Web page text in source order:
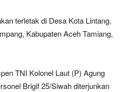
terletak di Desa Kota Lintang,
Kabupaten Aceh Tamiang,
TNI Kolonel Laut (P) Agung
Brigif 25/Siwah diterjunkan